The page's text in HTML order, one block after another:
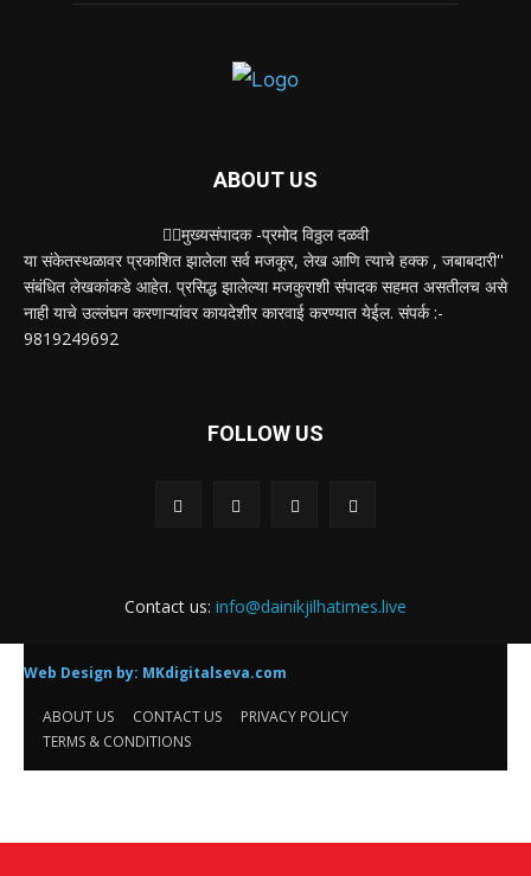
ABOUT US
✍🏻मुख्यसंपादक -प्रमोद विठ्ठल दळवी
या संकेतस्थळावर प्रकाशित झालेला सर्व मजकूर, लेख आणि त्याचे हक्क , जबाबदारी''
संबंधित लेखकांकडे आहेत. प्रसिद्ध झालेल्या मजकुराशी संपादक सहमत असतीलच असे
नाही याचे उल्लंघन करणाऱ्यांवर कायदेशीर कारवाई करण्यात येईल. संपर्क :-
9819249692
FOLLOW US
Contact us: info@dainikjilhatimes.live
Web Design by: MKdigitalseva.com
ABOUT US CONTACT US
PRIVACY POLICY
TERMS & CONDITIONS